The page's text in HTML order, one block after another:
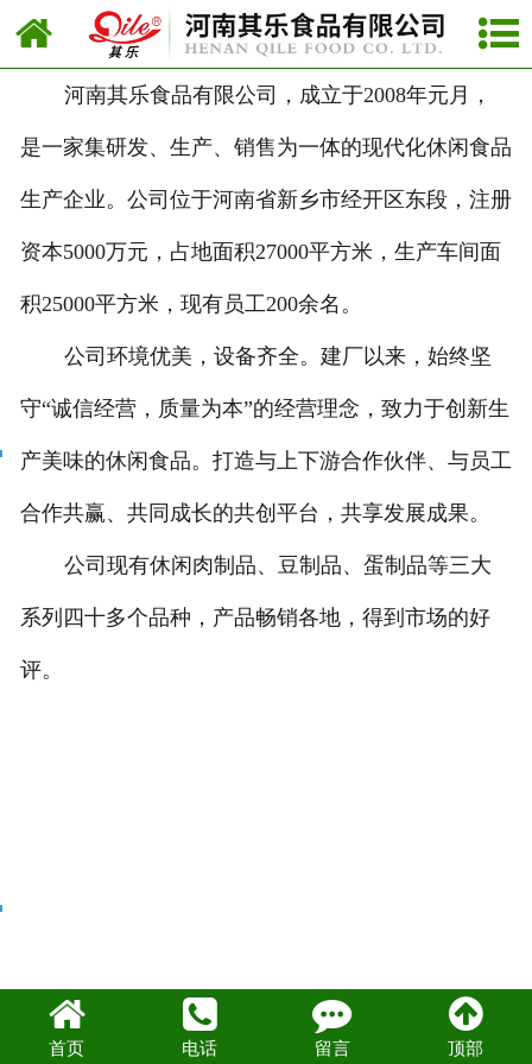
网站首页
公司简介
企业理念
总经理致辞
河南其乐食品有限公司，成立于2008年元月，
是一家集研发、生产、销售为一体的现代化休闲食品
生产企业。公司位于河南省新乡市经开区东段，注册
资本5000万元，占地面积27000平方米，生产车间面
积25000平方米，现有员工200余名。
公司环境优美，设备齐全。建厂以来，始终坚
守“诚信经营，质量为本”的经营理念，致力于创新生
产美味的休闲食品。打造与上下游合作伙伴、与员工
合作共赢、共同成长的共创平台，共享发展成果。
公司现有休闲肉制品、豆制品、蛋制品等三大
系列四十多个品种，产品畅销各地，得到市场的好
评。
首页 电话 留言 顶部